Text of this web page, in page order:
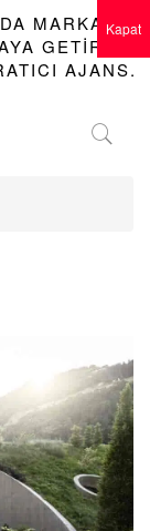
MARKALAR
GETIREN
AJANS.
Kapat